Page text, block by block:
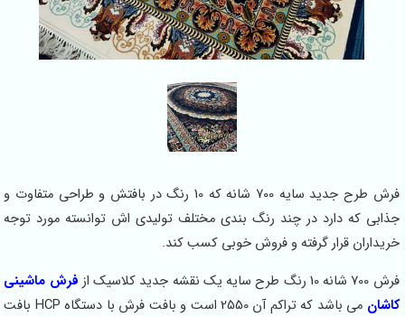
فرش طرح جدید سایه 700 شانه که 10 رنگ در بافتش و طراحی متفاوت و
جذابی که دارد در چند رنگ بندی مختلف تولیدی اش توانسته مورد توجه
خریداران قرار گرفته و فروش خوبی کسب کند.
فرش 700 شانه 10 رنگ طرح سایه یک نقشه جدید کلاسیک از
فرش ماشینی
کاشان
می باشد که تراکم آن 2550 است و بافت فرش با دستگاه HCP بافت